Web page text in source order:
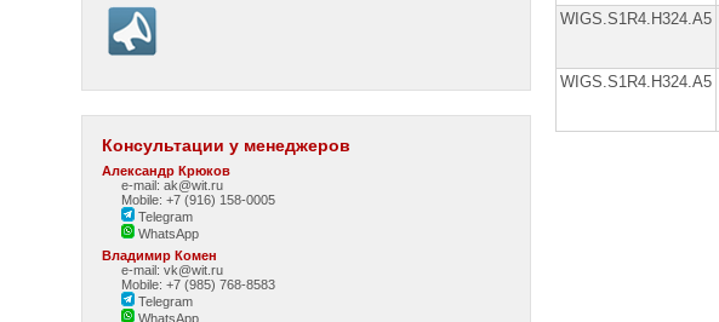
Консультации у менеджеров
Александр Крюков
e-mail: ak@wit.ru
Mobile: +7 (916) 158-0005
Telegram
WhatsApp
Владимир Комен
e-mail: vk@wit.ru
Mobile: +7 (985) 768-8583
Telegram
WhatsApp
WIGS.S1R4.H324.A5
WIGS.S1R4.H324.A5